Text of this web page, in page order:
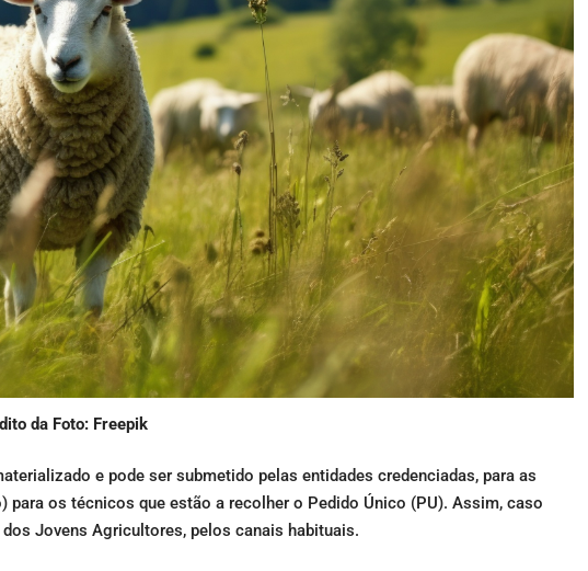
da Foto: Freepik
e pode ser submetido pelas entidades credenciadas, para as
os técnicos que estão a recolher o Pedido Único (PU). Assim, caso
Jovens Agricultores, pelos canais habituais.